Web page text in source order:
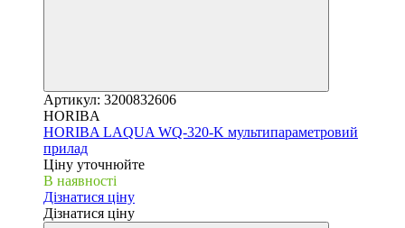
Артикул: 3200832606
HORIBA
HORIBA LAQUA WQ-320-K мультипараметровий
прилад
Ціну уточнюйте
В наявності
Дізнатися ціну
Дізнатися ціну